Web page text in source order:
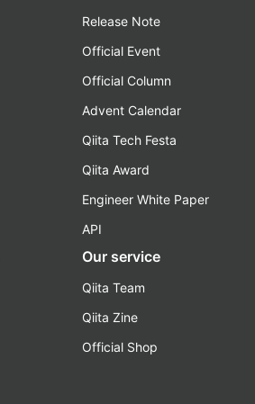
Release Note
Official Event
Official Column
Advent Calendar
Qiita Tech Festa
Qiita Award
Engineer White Paper
API
Our service
Qiita Team
Qiita Zine
Official Shop